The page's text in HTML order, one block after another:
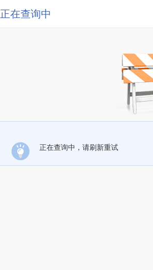
正在查询中
正在查询中，请刷新重试